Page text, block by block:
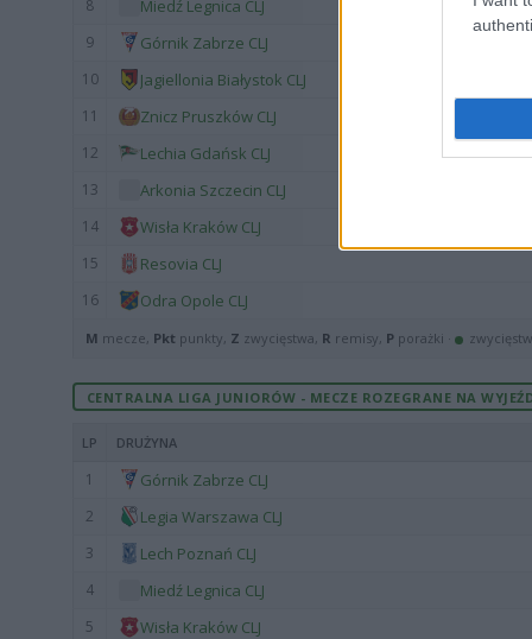
8 Miedź Legnica CLJ
9 Górnik Zabrze CLJ
10 Jagiellonia Białystok CLJ
11 Znicz Pruszków CLJ
12 Lechia Gdańsk CLJ
13 Arkonia Szczecin CLJ
14 Wisła Kraków CLJ
15 Resovia CLJ
16 Odra Opole CLJ
M mecze, Pkt punkty, Z zwycięstwa, R remisy, P porażki ·
CENTRALNA LIGA JUNIORÓW - MECZE ROZEGRANE NA
LP DRUŻYNA
1 Górnik Zabrze CLJ
2 Legia Warszawa CLJ
3 Lech Poznań CLJ
4 Miedź Legnica CLJ
5 Wisła Kraków CLJ